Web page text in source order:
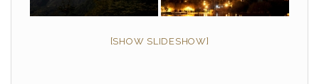
[SHOW SLIDESHOW]